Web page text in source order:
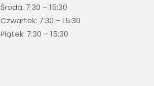
Środa: 7:30 – 15:30
Czwartek: 7:30 – 15:30
Piątek: 7:30 – 15:30